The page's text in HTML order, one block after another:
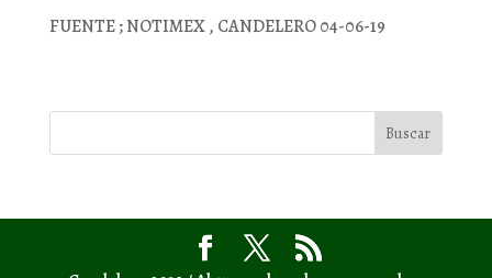
FUENTE ; NOTIMEX , CANDELERO 04-06-19